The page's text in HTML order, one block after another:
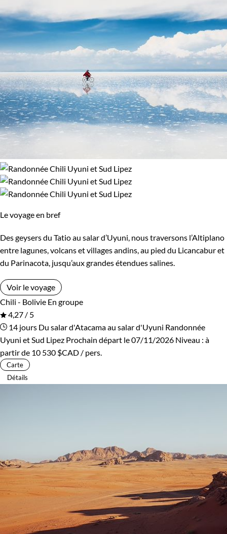
Le voyage en bref
Des geysers du Tatio au salar d’Uyuni, nous traversons l’Altiplano
entre lagunes, volcans et villages andins, au pied du Licancabur et
du Parinacota, jusqu’aux grandes étendues salines.
Voir le voyage
Chili - Bolivie En groupe
4,27 / 5
14 jours Du salar d'Atacama au salar d'Uyuni Randonnée
Uyuni et Sud Lipez Prochain départ le 07/11/2026 Niveau : à
partir de 10 530 $CAD / pers.
Carte
Détails